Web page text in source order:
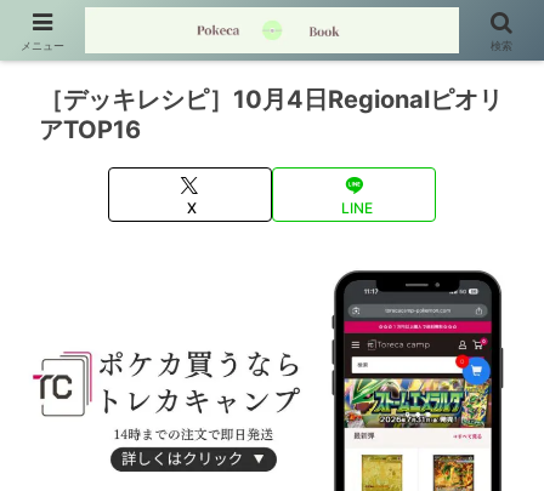
［デッキレシピ］10月4日Regionalピオリ
アTOP16
X LINE
メニュー 検索